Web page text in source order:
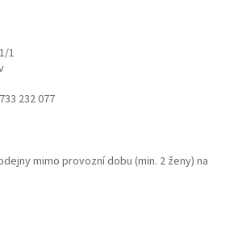
1
232 077
mimo provozní dobu (min. 2 ženy) na